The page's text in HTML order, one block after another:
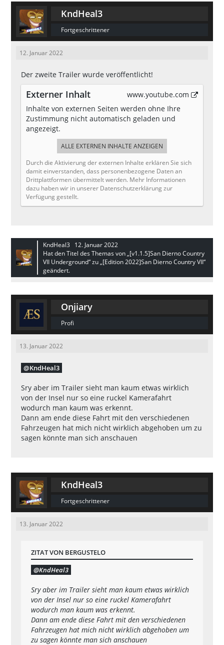
KndHeal3
Fortgeschrittener
12. Januar 2022
Der zweite Trailer wurde veröffentlicht!
Externer Inhalt
www.youtube.com
Inhalte von externen Seiten werden ohne Ihre
Zustimmung nicht automatisch geladen und
angezeigt.
ALLE EXTERNEN INHALTE ANZEIGEN
Durch die Aktivierung der externen Inhalte erklären Sie sich
damit einverstanden, dass personenbezogene Daten an
Drittplattformen übermittelt werden. Mehr Informationen
dazu haben wir in unserer Datenschutzerklärung zur
Verfügung gestellt.
KndHeal3
12. Januar 2022
Hat den Titel des Themas von „[v1.1.5]San Dierno Country
VII Underground“ zu „[Edition 2022]San Dierno Country VII“
geändert.
Onjiary
Profi
13. Januar 2022
KndHeal3
Sry aber im Trailer sieht man kaum etwas wirklich
von der Insel nur so eine ruckel Kamerafahrt
wodurch man kaum was erkennt.
Dann am ende diese Fahrt mit den verschiedenen
Fahrzeugen hat mich nicht wirklich abgehoben um zu
sagen könnte man sich anschauen
KndHeal3
Fortgeschrittener
13. Januar 2022
ZITAT VON BERGUSTELO
KndHeal3
Sry aber im Trailer sieht man kaum etwas wirklich
von der Insel nur so eine ruckel Kamerafahrt
wodurch man kaum was erkennt.
Dann am ende diese Fahrt mit den verschiedenen
Fahrzeugen hat mich nicht wirklich abgehoben um
zu sagen könnte man sich anschauen